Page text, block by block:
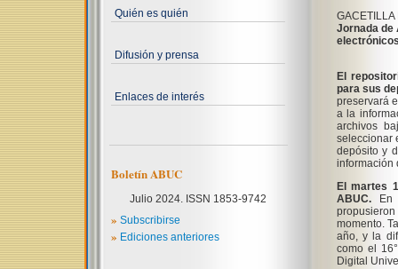
Quién es quién
Difusión y prensa
Enlaces de interés
Boletín ABUC
Julio 2024. ISSN 1853-9742
» Subscribirse
» Ediciones anteriores
Jornada de
El
para sus
preservará
a la
archivos
seleccionar
depósito y
información
El martes
ABUC.En
momento.
año, y la
como el
Digital